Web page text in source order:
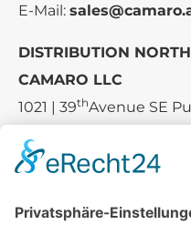
E-Mail:
DISTRIBUTION
CAMARO LLC
1021 | 39thAvenue SE
Tel.:+1 253-867-57 35